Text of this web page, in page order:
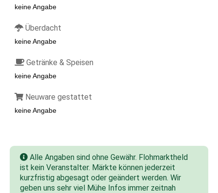
keine Angabe
Überdacht
keine Angabe
Getränke & Speisen
keine Angabe
Neuware gestattet
keine Angabe
Alle Angaben sind ohne Gewähr. Flohmarktheld
ist kein Veranstalter. Märkte können jederzeit
kurzfristig abgesagt oder geändert werden. Wir
geben uns sehr viel Mühe Infos immer zeitnah